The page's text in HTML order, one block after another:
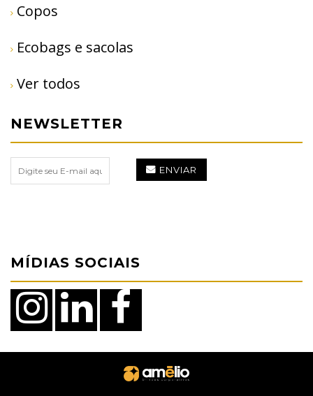
Copos
Ecobags e sacolas
Ver todos
NEWSLETTER
ENVIAR
MÍDIAS SOCIAIS